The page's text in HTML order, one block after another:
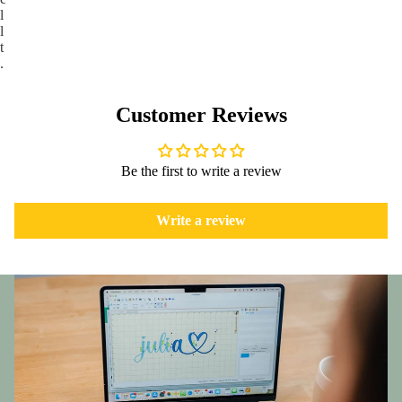
l
l
t
.
Customer Reviews
Be the first to write a review
Write a review